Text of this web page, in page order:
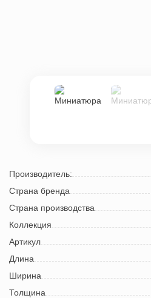
Производитель:
Страна бренда
Страна производства
Коллекция
Артикул
Длина
Ширина
Толщина